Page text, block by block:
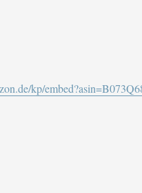
kp/